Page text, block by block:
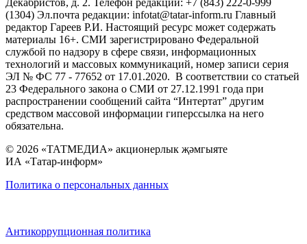
(1304) Эл.почта редакции: infotat@tatar-inform.ru Главный
редактор Гареев Р.И. Настоящий ресурс может содержать
материалы 16+. СМИ зарегистрировано Федеральной
службой по надзору в сфере связи, информационных
технологий и массовых коммуникаций, номер записи серия
ЭЛ № ФС 77 - 77652 от 17.01.2020. В соответствии со статьей
23 Федерального закона о СМИ от 27.12.1991 года при
распространении сообщений сайта “Интертат” другим
средством массовой информации гиперссылка на него
обязательна.
© 2026 «ТАТМЕДИА» акционерлык җәмгыяте
ИА «Татар-информ»
Политика о персональных данных
Антикоррупционная политика